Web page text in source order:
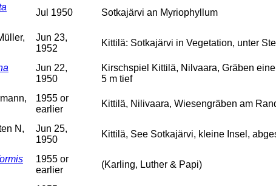
Jul 1950 Sotkajärvi an Myriophyllum
Jun 23,
1952
Kittilä: Sotkajärvi in Vegetation, unter
Jun 22,
1950
Kirschspiel Kittilä, Nilvaara, Gräben
5 m tief
1955 or
earlier
Kittilä, Nilivaara, Wiesengräben am
N,
Jun 25,
1950
Kittilä, See Sotkajärvi, kleine Insel,
1955 or
earlier
(Karling, Luther & Papi)